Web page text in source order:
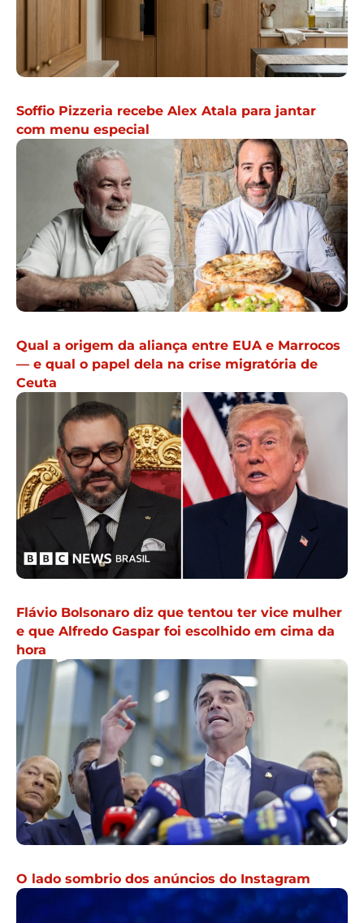
Soffio Pizzeria recebe Alex Atala para jantar
com menu especial
Qual a origem da aliança entre EUA e Marrocos
— e qual o papel dela na crise migratória de
Ceuta
Flávio Bolsonaro diz que tentou ter vice mulher
e que Alfredo Gaspar foi escolhido em cima da
hora
O lado sombrio dos anúncios do Instagram